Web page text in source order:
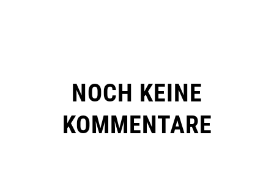
NOCH KEINE
KOMMENTARE